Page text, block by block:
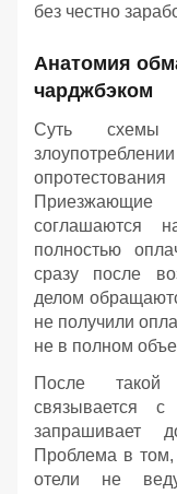
без честно
Анатомия
чарджбэком
Суть схемы
соглашаются
полностью
сразу после
делом
не получили
не в полном
После
связывается с
запрашивает
Проблема в том,
отели не